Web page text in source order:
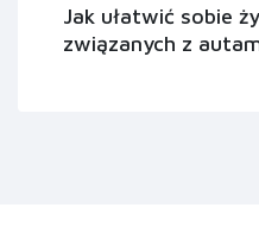
Jak ułatwić sobie
związanych z